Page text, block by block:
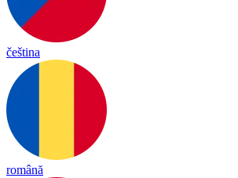
čeština
română